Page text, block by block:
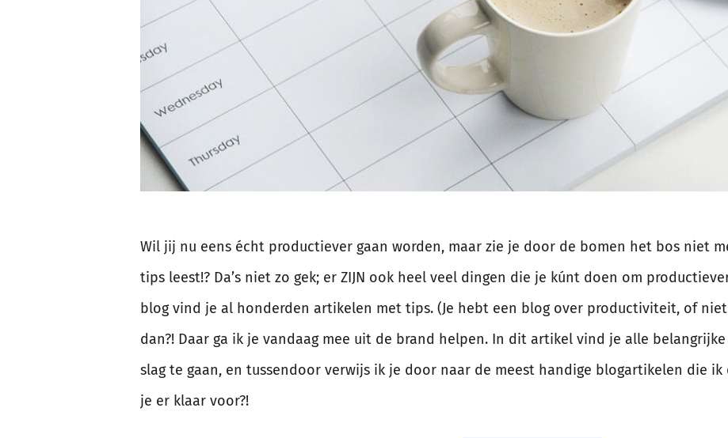
Wil jij nu eens écht productiever gaan worden, maar zie je door de bomen het bos niet
tips leest!? Da’s niet zo gek; er ZIJN ook heel veel dingen die je kúnt doen om
blog vind je al honderden artikelen met tips. (Je hebt een blog over productiviteit, of niet
dan?! Daar ga ik je vandaag mee uit de brand helpen. In dit artikel vind je alle
slag te gaan, en tussendoor verwijs ik je door naar de meest handige blogartikelen die ik
je er klaar voor?!